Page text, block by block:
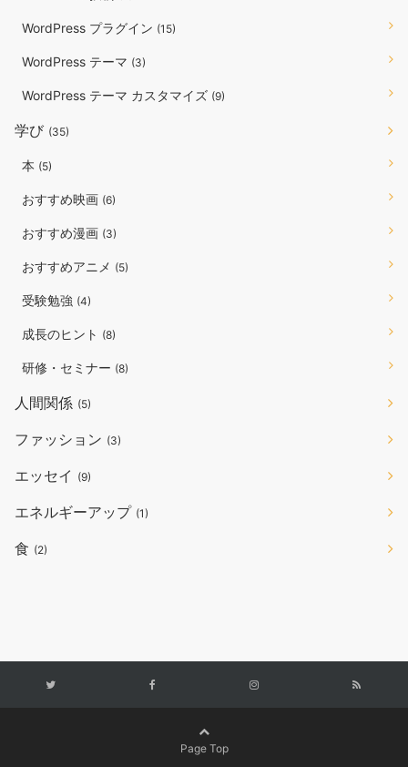
WordPress プラグイン (15)
WordPress テーマ (3)
WordPress テーマ カスタマイズ (9)
学び (35)
本 (5)
おすすめ映画 (6)
おすすめ漫画 (3)
おすすめアニメ (5)
受験勉強 (4)
成長のヒント (8)
研修・セミナー (8)
人間関係 (5)
ファッション (3)
エッセイ (9)
エネルギーアップ (1)
食 (2)
Page Top